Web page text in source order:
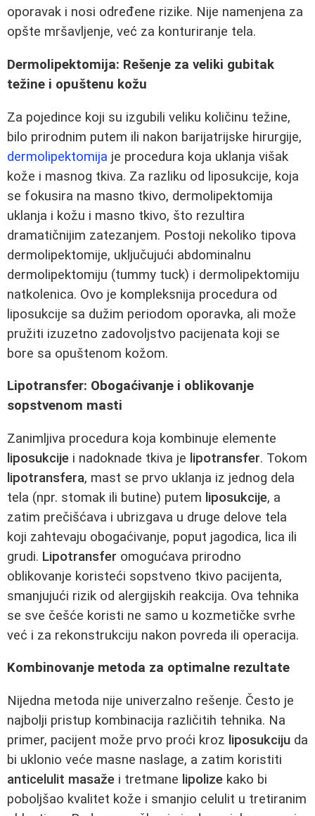
oporavak i nosi određene rizike. Nije namenjena za
opšte mršavljenje, već za konturiranje tela.
Dermolipektomija: Rešenje za veliki gubitak
težine i opuštenu kožu
Za pojedince koji su izgubili veliku količinu težine,
bilo prirodnim putem ili nakon barijatrijske hirurgije,
dermolipektomija je procedura koja uklanja višak
kože i masnog tkiva. Za razliku od liposukcije, koja
se fokusira na masno tkivo, dermolipektomija
uklanja i kožu i masno tkivo, što rezultira
dramatičnijim zatezanjem. Postoji nekoliko tipova
dermolipektomije, uključujući abdominalnu
dermolipektomiju (tummy tuck) i dermolipektomiju
natkolenica. Ovo je kompleksnija procedura od
liposukcije sa dužim periodom oporavka, ali može
pružiti izuzetno zadovoljstvo pacijenata koji se
bore sa opuštenom kožom.
Lipotransfer: Obogaćivanje i oblikovanje
sopstvenom masti
Zanimljiva procedura koja kombinuje elemente
liposukcije i nadoknade tkiva je lipotransfer. Tokom
lipotransfera, mast se prvo uklanja iz jednog dela
tela (npr. stomak ili butine) putem liposukcije, a
zatim prečišćava i ubrizgava u druge delove tela
koji zahtevaju obogaćivanje, poput jagodica, lica ili
grudi. Lipotransfer omogućava prirodno
oblikovanje koristeći sopstveno tkivo pacijenta,
smanjujući rizik od alergijskih reakcija. Ova tehnika
se sve češće koristi ne samo u kozmetičke svrhe
već i za rekonstrukciju nakon povreda ili operacija.
Kombinovanje metoda za optimalne rezultate
Nijedna metoda nije univerzalno rešenje. Često je
najbolji pristup kombinacija različitih tehnika. Na
primer, pacijent može prvo proći kroz liposukciju da
bi uklonio veće masne naslage, a zatim koristiti
anticelulit masaže i tretmane lipolize kako bi
poboljšao kvalitet kože i smanjio celulit u tretiranim